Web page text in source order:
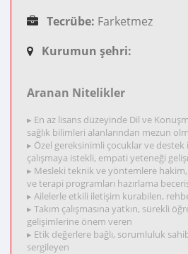
Tecrübe: Farketmez
Kurumun şehri:
Aranan Nitelikler
▸ En az lisans düzeyinde Dil ve
sağlık bilimleri alanlarından mezun
▸ Özel gereksinimli çocuklar ve
çalışmaya istekli, empati yeteneği
▸ Mesleki teknik ve yöntemlere
ve terapi programları hazırlama
▸ Ailelerle etkili iletişim kurabilen,
▸ Takım çalışmasına yatkın, sürekli
gelişimlerine önem veren
▸ Etik değerlere bağlı, sorumluluk
sergileyen